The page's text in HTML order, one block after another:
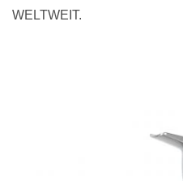
WELTWEIT.